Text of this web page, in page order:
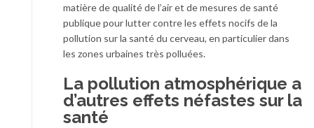
matière de qualité de l’air et de mesures de santé
publique pour lutter contre les effets nocifs de la
pollution sur la santé du cerveau, en particulier dans
les zones urbaines très polluées.
La pollution atmosphérique a
d’autres effets néfastes sur la
santé